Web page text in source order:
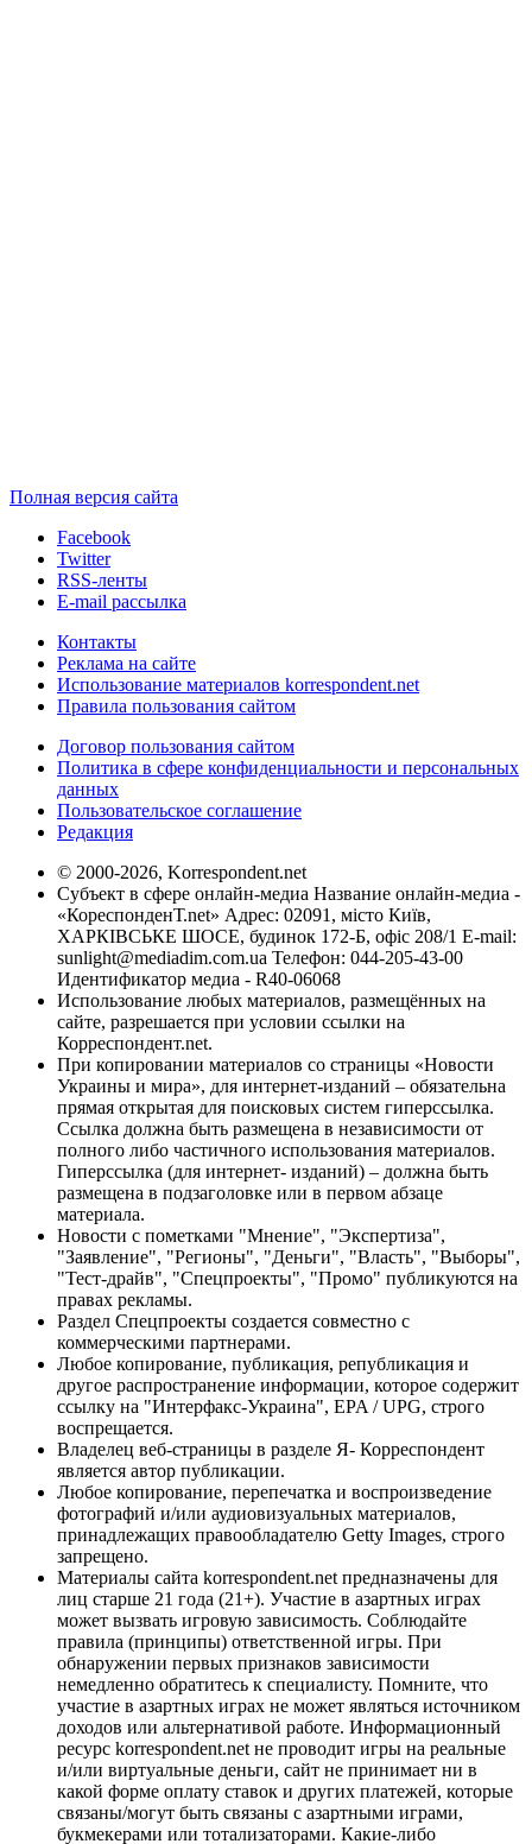
Полная версия сайта
Facebook
Twitter
RSS-ленты
E-mail рассылка
Контакты
Реклама на сайте
Использование материалов korrespondent.net
Правила пользования сайтом
Договор пользования сайтом
Политика в сфере конфиденциальности и персональных
данных
Пользовательское соглашение
Редакция
© 2000-2026, Korrespondent.net
Субъект в сфере онлайн-медиа Название онлайн-медиа -
«КореспонденТ.net» Адрес: 02091, місто Київ,
ХАРКІВСЬКЕ ШОСЕ, будинок 172-Б, офіс 208/1 E-mail:
sunlight@mediadim.com.ua Телефон: 044-205-43-00
Идентификатор медиа - R40-06068
Использование любых материалов, размещённых на
сайте, разрешается при условии ссылки на
Корреспондент.net.
При копировании материалов со страницы «Новости
Украины и мира», для интернет-изданий – обязательна
прямая открытая для поисковых систем гиперссылка.
Ссылка должна быть размещена в независимости от
полного либо частичного использования материалов.
Гиперссылка (для интернет- изданий) – должна быть
размещена в подзаголовке или в первом абзаце
материала.
Новости с пометками "Мнение", "Экспертиза",
"Заявление", "Регионы", "Деньги", "Власть", "Выборы",
"Тест-драйв", "Спецпроекты", "Промо" публикуются на
правах рекламы.
Раздел Спецпроекты создается совместно с
коммерческими партнерами.
Любое копирование, публикация, републикация и
другое распространение информации, которое содержит
ссылку на "Интерфакс-Украина", EPA / UPG, строго
воспрещается.
Владелец веб-страницы в разделе Я- Корреспондент
является автор публикации.
Любое копирование, перепечатка и воспроизведение
фотографий и/или аудиовизуальных материалов,
принадлежащих правообладателю Getty Images, строго
запрещено.
Материалы сайта korrespondent.net предназначены для
лиц старше 21 года (21+). Участие в азартных играх
может вызвать игровую зависимость. Соблюдайте
правила (принципы) ответственной игры. При
обнаружении первых признаков зависимости
немедленно обратитесь к специалисту. Помните, что
участие в азартных играх не может являться источником
доходов или альтернативой работе. Информационный
ресурс korrespondent.net не проводит игры на реальные
и/или виртуальные деньги, сайт не принимает ни в
какой форме оплату ставок и других платежей, которые
связаны/могут быть связаны с азартными играми,
букмекерами или тотализаторами. Какие-либо